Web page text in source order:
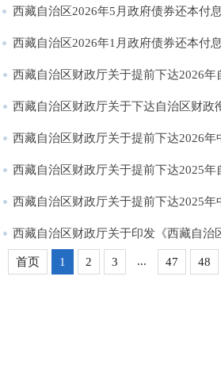
西藏自治区2026年5月政府债券还本付
西藏自治区2026年1月政府债券还本付
首页 1 2 3 ... 47 48